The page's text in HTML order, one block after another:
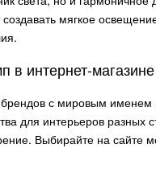
мягкое
в интернет-
с мировым
для интерьеров
Выбирайте на сайте